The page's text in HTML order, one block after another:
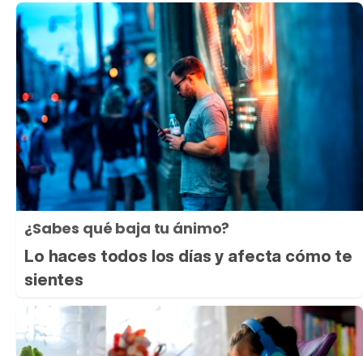
¿Sabes qué baja tu ánimo?
Lo haces todos los días y afecta cómo te
sientes